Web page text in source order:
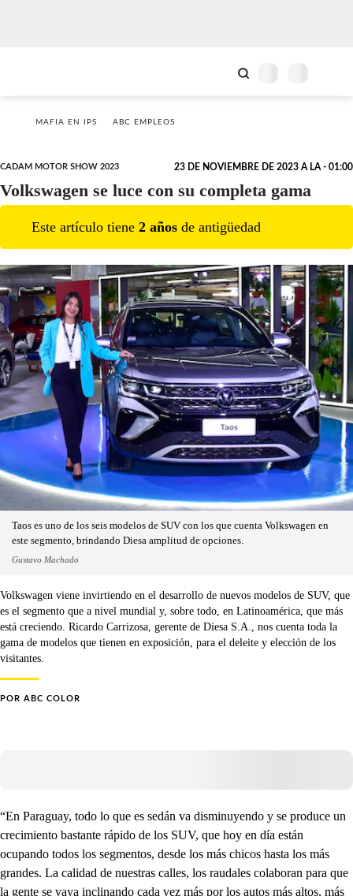
MAFIA EN IPS ABC EMPLEOS
CADAM MOTOR SHOW 2023 23 DE NOVIEMBRE DE 2023 A LA - 01:00
Volkswagen se luce con su completa gama
Este artículo tiene 2 años de antigüedad
Taos es uno de los seis modelos de SUV con los que cuenta Volkswagen en
este segmento, brindando Diesa amplitud de opciones.
Gustavo Machado
Volkswagen viene invirtiendo en el desarrollo de nuevos modelos de SUV, que
es el segmento que a nivel mundial y, sobre todo, en Latinoamérica, que más
está creciendo. Ricardo Carrizosa, gerente de Diesa S.A., nos cuenta toda la
gama de modelos que tienen en exposición, para el deleite y elección de los
visitantes.
POR ABC COLOR
“En Paraguay, todo lo que es sedán va disminuyendo y se produce un
crecimiento bastante rápido de los SUV, que hoy en día están
ocupando todos los segmentos, desde los más chicos hasta los más
grandes. La calidad de nuestras calles, los raudales colaboran para que
la gente se vaya inclinando cada vez más por los autos más altos, más